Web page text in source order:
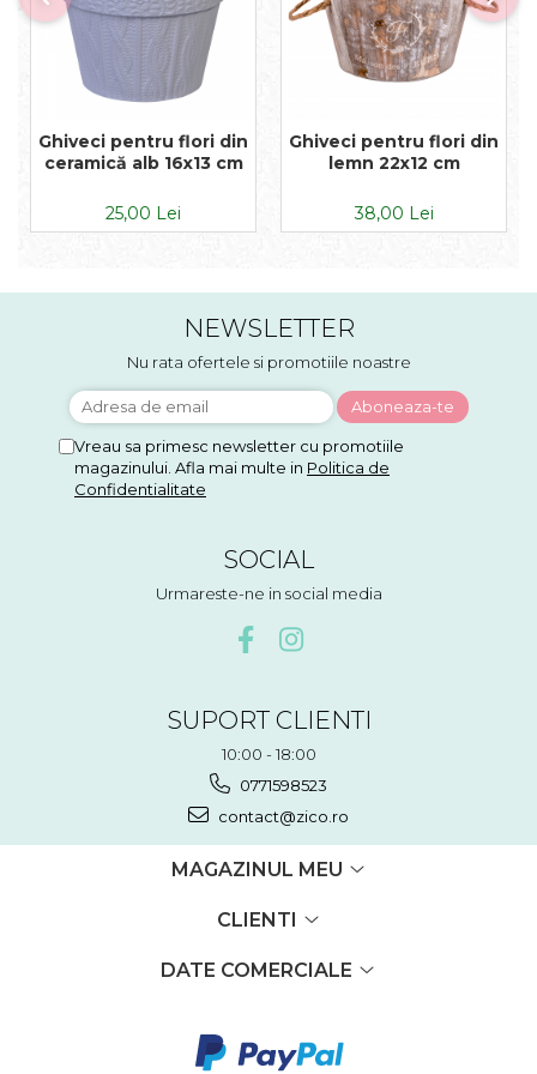
Ghiveci pentru flori din
ceramică alb 16x13 cm
25,00 Lei
Ghiveci pentru flori din
lemn 22x12 cm
38,00 Lei
NEWSLETTER
Nu rata ofertele si promotiile noastre
Vreau sa primesc newsletter cu promotiile
magazinului. Afla mai multe in Politica de
Confidentialitate
SOCIAL
Urmareste-ne in social media
SUPORT CLIENTI
10:00 - 18:00
0771598523
contact@zico.ro
MAGAZINUL MEU
CLIENTI
DATE COMERCIALE